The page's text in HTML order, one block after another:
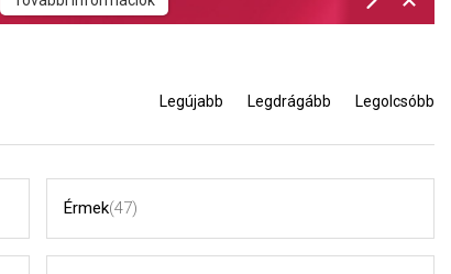
Legújabb Legdrágább Legolcsóbb
Érmek(47)